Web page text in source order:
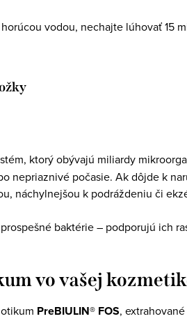
vodou, nechajte lúhovať 15
ktorý obývajú miliardy
nepriaznivé počasie. Ak dôjde k
náchylnejšou k podráždeniu či
baktérie – podporujú ich
vo vašej
PreBIULIN® FOS,